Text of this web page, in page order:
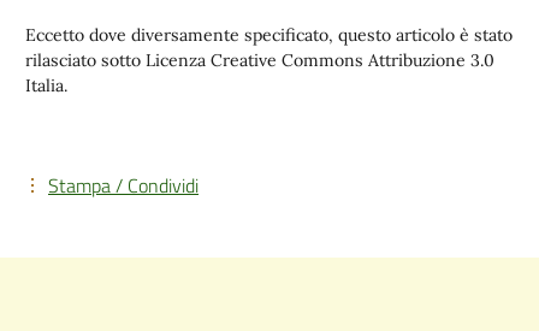
Eccetto dove diversamente specificato, questo articolo è stato
rilasciato sotto Licenza Creative Commons Attribuzione 3.0
Italia.
Stampa / Condividi